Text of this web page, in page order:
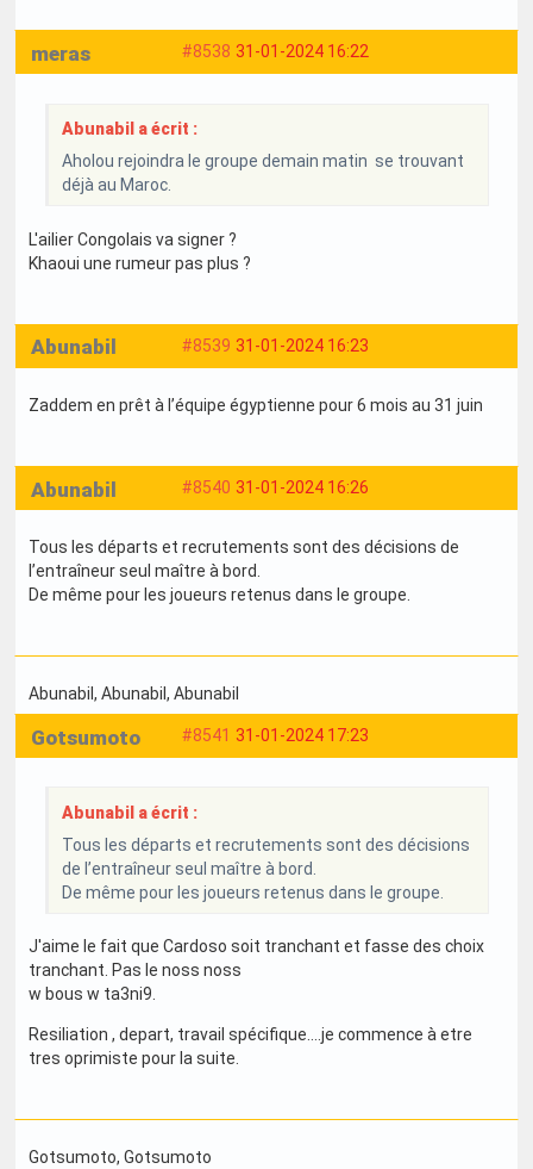
#8538 31-01-2024 16:22
meras
Abunabil a écrit :
Aholou rejoindra le groupe demain matin se trouvant
déjà au Maroc.
L'ailier Congolais va signer ?
Khaoui une rumeur pas plus ?
#8539 31-01-2024 16:23
Abunabil
Zaddem en prêt à l’équipe égyptienne pour 6 mois au 31 juin
#8540 31-01-2024 16:26
Abunabil
Tous les départs et recrutements sont des décisions de
l’entraîneur seul maître à bord.
De même pour les joueurs retenus dans le groupe.
Abunabil , Abunabil , Abunabil
#8541 31-01-2024 17:23
Gotsumoto
Abunabil a écrit :
Tous les départs et recrutements sont des décisions
de l’entraîneur seul maître à bord.
De même pour les joueurs retenus dans le groupe.
J'aime le fait que Cardoso soit tranchant et fasse des choix
tranchant. Pas le noss noss
w bous w ta3ni9.
Resiliation , depart, travail spécifique....je commence à etre
tres oprimiste pour la suite.
Gotsumoto, Gotsumoto